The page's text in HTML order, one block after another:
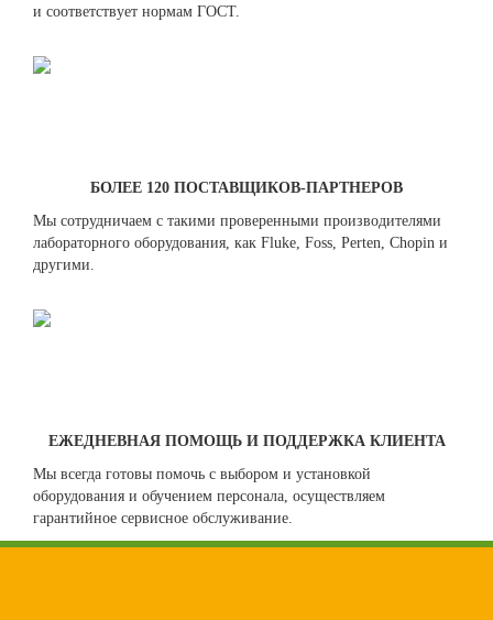
и соответствует нормам ГОСТ.
БОЛЕЕ 120 ПОСТАВЩИКОВ-ПАРТНЕРОВ
Мы сотрудничаем с такими проверенными производителями
лабораторного оборудования, как Fluke, Foss, Perten, Chopin и
другими.
ЕЖЕДНЕВНАЯ ПОМОЩЬ И ПОДДЕРЖКА КЛИЕНТА
Мы всегда готовы помочь с выбором и установкой
оборудования и обучением персонала, осуществляем
гарантийное сервисное обслуживание.